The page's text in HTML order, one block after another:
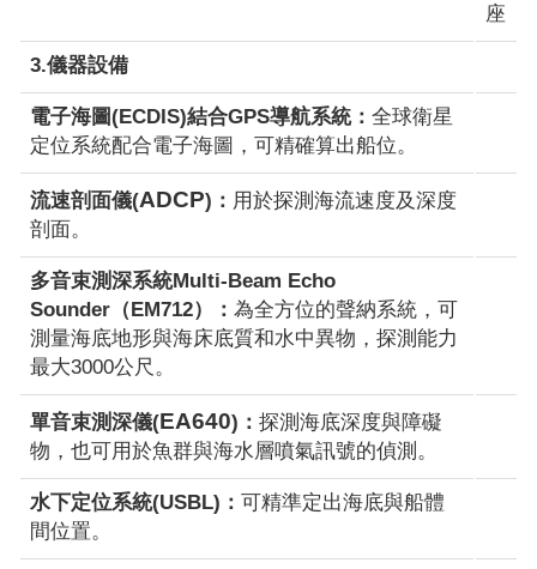
座
3.儀器設備
電子海圖(ECDIS)結合GPS導航系統： 全球衛星
定位系統配合電子海圖，可精確算出船位。
流速剖面儀(ADCP)： 用於探測海流速度及深度
剖面。
多音束測深系統Multi-Beam Echo
Sounder（EM712）： 為全方位的聲納系統，可
測量海底地形與海床底質和水中異物，探測能力
最大3000公尺。
單音束測深儀(EA640)： 探測海底深度與障礙
物，也可用於魚群與海水層噴氣訊號的偵測。
水下定位系統(USBL)： 可精準定出海底與船體
間位置。